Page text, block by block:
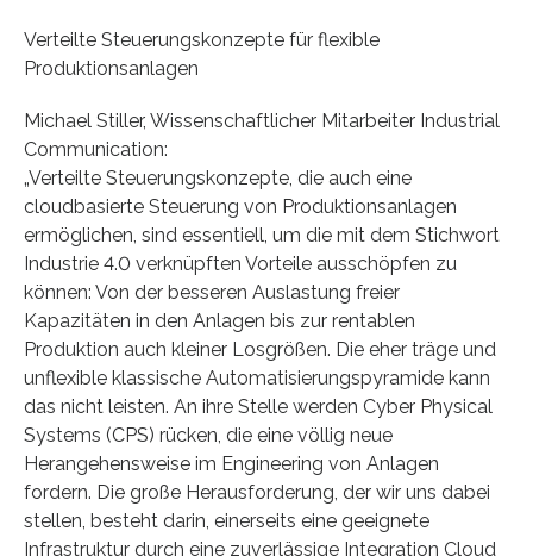
Verteilte Steuerungskonzepte für flexible
Produktionsanlagen
Michael Stiller, Wissenschaftlicher Mitarbeiter Industrial
Communication:
„Verteilte Steuerungskonzepte, die auch eine
cloudbasierte Steuerung von Produktionsanlagen
ermöglichen, sind essentiell, um die mit dem Stichwort
Industrie 4.0 verknüpften Vorteile ausschöpfen zu
können: Von der besseren Auslastung freier
Kapazitäten in den Anlagen bis zur rentablen
Produktion auch kleiner Losgrößen. Die eher träge und
unflexible klassische Automatisierungspyramide kann
das nicht leisten. An ihre Stelle werden Cyber Physical
Systems (CPS) rücken, die eine völlig neue
Herangehensweise im Engineering von Anlagen
fordern. Die große Herausforderung, der wir uns dabei
stellen, besteht darin, einerseits eine geeignete
Infrastruktur durch eine zuverlässige Integration Cloud